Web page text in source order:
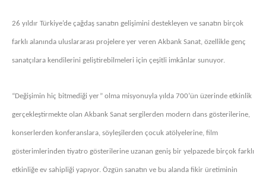
26 yıldır Türkiye’de çağdaş sanatın gelişimini destekleyen ve sanatın birçok
farklı alanında uluslararası projelere yer veren Akbank Sanat, özellikle genç
sanatçılara kendilerini geliştirebilmeleri için çeşitli imkânlar sunuyor.
“Değişimin hiç bitmediği yer” olma misyonuyla yılda 700’ün üzerinde etkinlik
gerçekleştirmekte olan Akbank Sanat sergilerden modern dans gösterilerine,
konserlerden konferanslara, söyleşilerden çocuk atölyelerine, film
gösterimlerinden tiyatro gösterilerine uzanan geniş bir yelpazede birçok farklı
etkinliğe ev sahipliği yapıyor. Özgün sanatın ve bu alanda fikir üretiminin